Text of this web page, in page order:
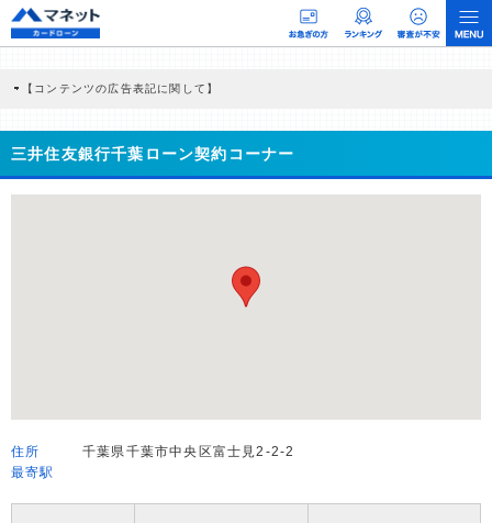
【コンテンツの広告表記に関して】
商品を根拠なくPRするものではなく、当編集部の調査／ユーザーへの口コミ収集な
どに基づき、公平性を担保した情報提供を行っています。
>提携企業一覧
三井住友銀行千葉ローン契約コーナー
住所
千葉県千葉市中央区富士見2-2-2
最寄駅